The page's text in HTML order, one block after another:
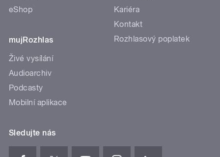
eShop
mujRozhlas
Živé vysílání
Audioarchiv
Podcasty
Mobilní aplikace
Kariéra
Kontakt
Rozhlasový poplatek
Sledujte nás